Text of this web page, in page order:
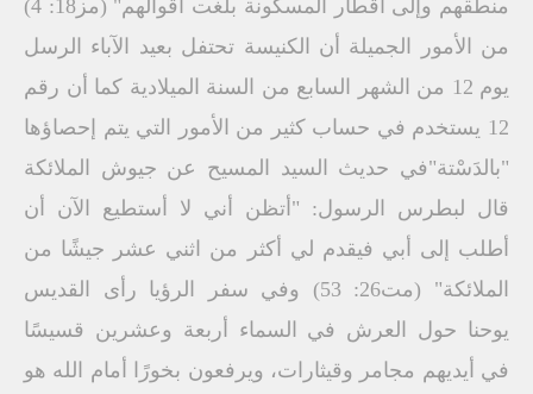
منطقهم وإلى أقطار المسكونة بلغت أقوالهم" (مز18: 4)
من الأمور الجميلة أن الكنيسة تحتفل بعيد الآباء الرسل
يوم 12 من الشهر السابع من السنة الميلادية كما أن رقم
12 يستخدم في حساب كثير من الأمور التي يتم إحصاؤها
"بالدَسْتة"في حديث السيد المسيح عن جيوش الملائكة
قال لبطرس الرسول: "أتظن أني لا أستطيع الآن أن
أطلب إلى أبي فيقدم لي أكثر من اثني عشر جيشًا من
الملائكة" (مت26: 53) وفي سفر الرؤيا رأى القديس
يوحنا حول العرش في السماء أربعة وعشرين قسيسًا
في أيديهم مجامر وقيثارات، ويرفعون بخورًا أمام الله هو